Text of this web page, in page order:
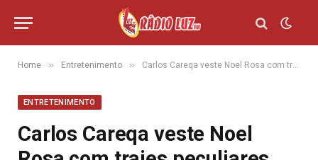
Home » Entretenimento » Carlos Careqa veste Noel Rosa com trajes peculiares em EP que sairá em março com capa de Arrigo Barnabé
ENTRETENIMENTO
Carlos Careqa veste Noel